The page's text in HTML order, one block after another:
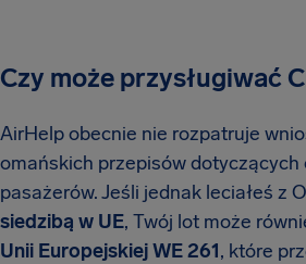
Czy może przysługiwać
AirHelp obecnie nie rozpatruje
omańskich przepisów dotyczących
pasażerów. Jeśli jednak leciałeś z
siedzibą w UE, Twój lot może
Unii Europejskiej WE 261, które